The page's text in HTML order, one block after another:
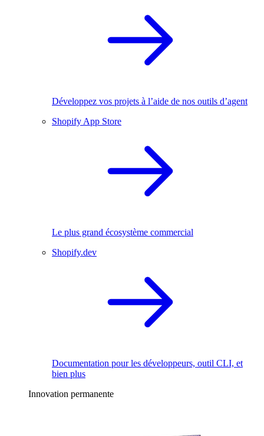
Développez vos projets à l’aide de nos outils d’agent
Shopify App Store
Le plus grand écosystème commercial
Shopify.dev
Documentation pour les développeurs, outil CLI, et
bien plus
Innovation permanente